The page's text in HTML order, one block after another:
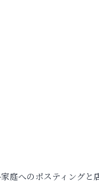
庭へのポスティングと